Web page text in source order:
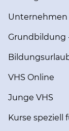
Unternehmen
Grundbildung
VHS Online
Junge VHS
Kurse speziell